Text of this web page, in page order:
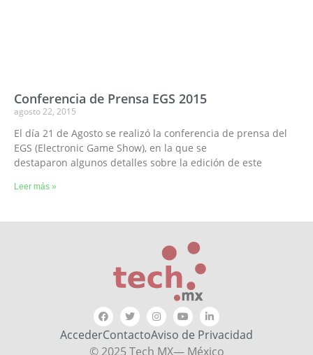
Conferencia de Prensa EGS 2015
agosto 22, 2015
El día 21 de Agosto se realizó la conferencia de prensa del
EGS (Electronic Game Show), en la que se
destaparon algunos detalles sobre la edición de este
Leer más »
AccederContactoAviso de Privacidad
© 2025 Tech MX— México